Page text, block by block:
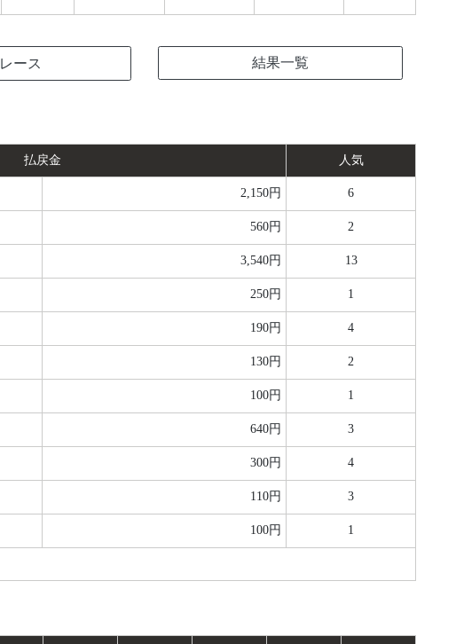
レース 結果一覧
払戻金 人気
2,150円 6
560円 2
3,540円 13
250円 1
190円 4
130円 2
100円 1
640円 3
300円 4
110円 3
100円 1